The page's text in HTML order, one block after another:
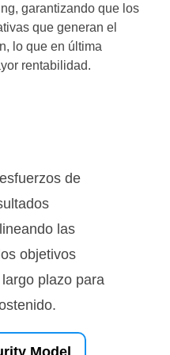
garantizando que los
que generan el
lo que en última
rentabilidad.
de
las
objetivos
plazo para
Model